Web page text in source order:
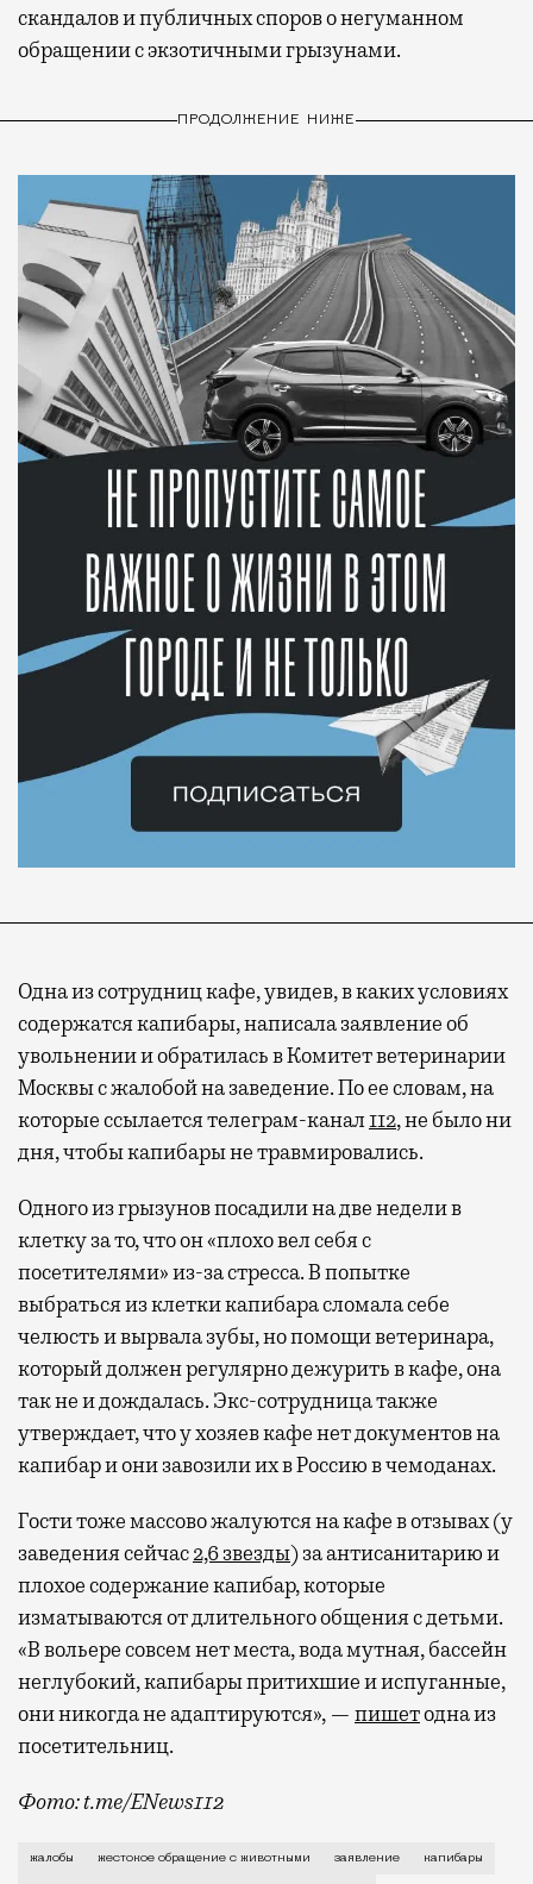
скандалов и публичных споров о негуманном
обращении с экзотичными грызунами.
ПРОДОЛЖЕНИЕ НИЖЕ
Одна из сотрудниц кафе, увидев, в каких условиях
содержатся капибары, написала заявление об
увольнении и обратилась в Комитет ветеринарии
Москвы с жалобой на заведение. По ее словам, на
которые ссылается телеграм-канал112, не было ни
дня, чтобы капибары не травмировались.
Одного из грызунов посадили на две недели в
клетку за то, что он «плохо вел себя с
посетителями» из-за стресса. В попытке
выбраться из клетки капибара сломала себе
челюсть и вырвала зубы, но помощи ветеринара,
который должен регулярно дежурить в кафе, она
так не и дождалась. Экс-сотрудница также
утверждает, что у хозяев кафе нет документов на
капибар и они завозили их в Россию в чемоданах.
Гости тоже массово жалуются на кафе в отзывах (у
заведения сейчас2,6 звезды) за антисанитарию и
плохое содержание капибар, которые
изматываются от длительного общения с детьми.
«В вольере совсем нет места, вода мутная, бассейн
неглубокий, капибары притихшие и испуганные,
они никогда не адаптируются», — пишетодна из
посетительниц.
Фото: t.me/ENews112
С момента открытия нового контактного кафе с
жалобы жестокое обращение с животными заявление капибары